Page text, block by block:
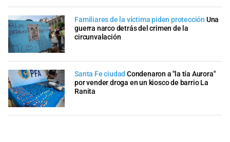
Familiares de la víctima piden protección Una
guerra narco detrás del crimen de la
circunvalación
Santa Fe ciudad Condenaron a "la tía Aurora"
por vender droga en un kiosco de barrio La
Ranita